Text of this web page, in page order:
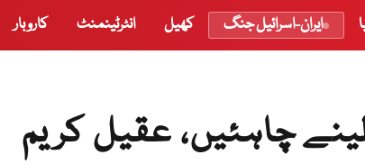
ایران-اسرائیل جنگ کھیل انٹرٹینمنٹ کاروبار
چاہئیں، عقیل کریم